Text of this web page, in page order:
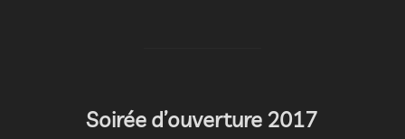
Soirée d’ouverture 2017